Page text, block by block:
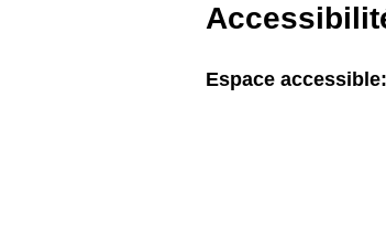
Espace accessible: